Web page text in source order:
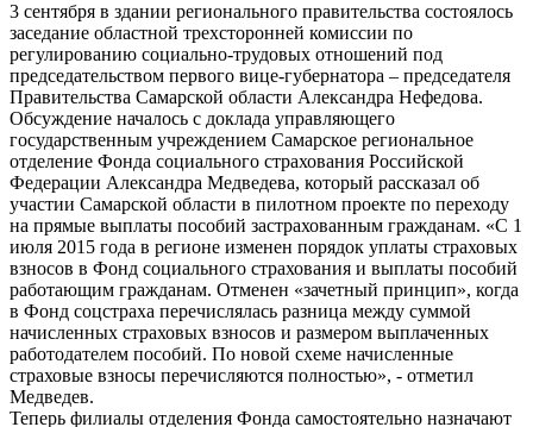
3 сентября в здании регионального правительства состоялось
заседание областной трехсторонней комиссии по
регулированию социально-трудовых отношений под
председательством первого вице-губернатора – председателя
Правительства Самарской области Александра Нефедова.
Обсуждение началось с доклада управляющего
государственным учреждением Самарское региональное
отделение Фонда социального страхования Российской
Федерации Александра Медведева, который рассказал об
участии Самарской области в пилотном проекте по переходу
на прямые выплаты пособий застрахованным гражданам. «С 1
июля 2015 года в регионе изменен порядок уплаты страховых
взносов в Фонд социального страхования и выплаты пособий
работающим гражданам. Отменен «зачетный принцип», когда
в Фонд соцстраха перечислялась разница между суммой
начисленных страховых взносов и размером выплаченных
работодателем пособий. По новой схеме начисленные
страховые взносы перечисляются полностью», - отметил
Медведев.
Теперь филиалы отделения Фонда самостоятельно назначают